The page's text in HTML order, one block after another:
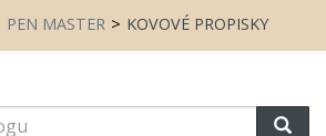
PEN MASTER > KOVOVÉ PROPISKY